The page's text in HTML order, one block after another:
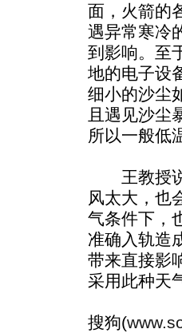
面，火箭的
遇异常寒冷
到影响。至
地的电子设
细小的沙尘
且遇见沙尘
所以一般低
王教授说
风太大，也
气条件下，
准确入轨造
带来直接影
采用此种天
搜狗(